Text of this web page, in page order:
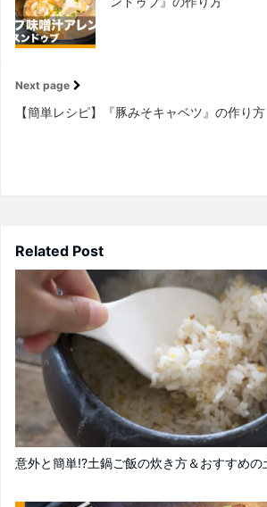
Next page
【簡単レシピ】『豚みそキャベツ』の作り方
Related Post
意外と簡単!?土鍋ご飯の炊き方＆おすすめの